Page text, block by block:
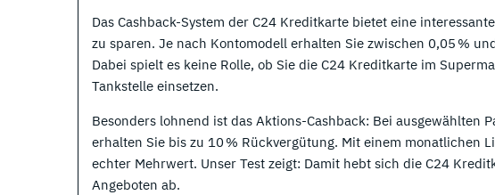
Das Cashback-System der C24 Kreditkarte bietet eine
zu sparen. Je nach Kontomodell erhalten Sie zwischen 0,05 %
Dabei spielt es keine Rolle, ob Sie die C24 Kreditkarte im
Tankstelle einsetzen.
Besonders lohnend ist das Aktions-Cashback: Bei ausgewählten
erhalten Sie bis zu 10 % Rückvergütung. Mit einem monatlichen
echter Mehrwert. Unser Test zeigt: Damit hebt sich die C24
Angeboten ab.